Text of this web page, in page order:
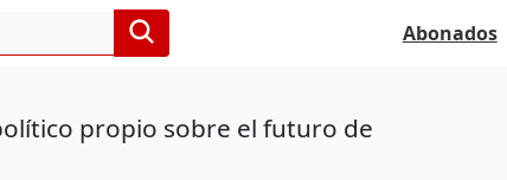
Abonados
propio sobre el futuro de